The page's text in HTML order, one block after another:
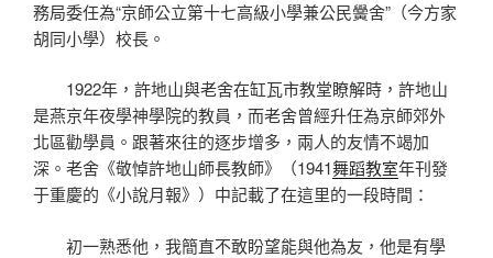
務局委任為“京師公立第十七高級小學兼公民黌舍”（今方家
胡同小學）校長。
1922年，許地山與老舍在缸瓦市教堂瞭解時，許地山
是燕京年夜學神學院的教員，而老舍曾經升任為京師郊外
北區勸學員。跟著來往的逐步增多，兩人的友情不竭加
深。老舍《敬悼許地山師長教師》（1941舞蹈教室年刊發
于重慶的《小說月報》）中記載了在這里的一段時間：
初一熟悉他，我簡直不敢盼望能與他為友，他是有學